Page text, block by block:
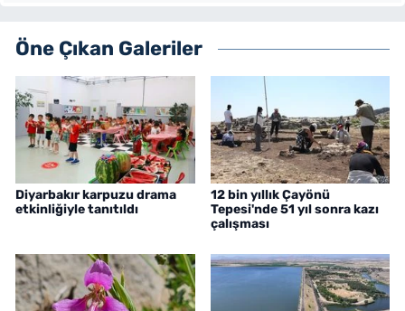
Öne Çıkan Galeriler
Diyarbakır karpuzu drama
etkinliğiyle tanıtıldı
12 bin yıllık Çayönü
Tepesi'nde 51 yıl sonra kazı
çalışması